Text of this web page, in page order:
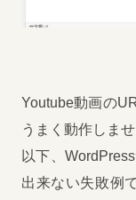
Youtube動画の
うまく動作しませ
以下、
出来ない失敗例